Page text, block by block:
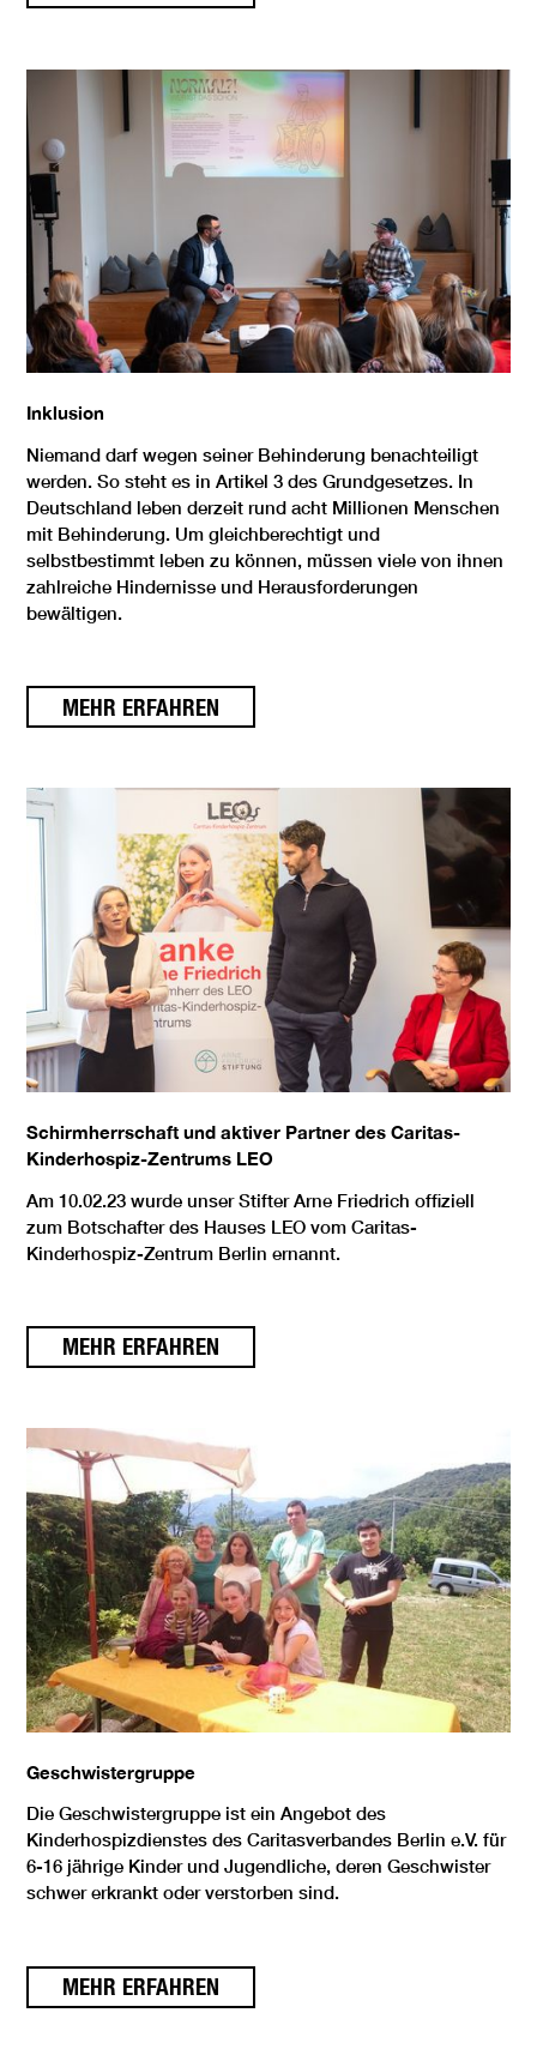
Inklusion
Niemand darf wegen seiner Behinderung benachteiligt
werden. So steht es in Artikel 3 des Grundgesetzes. In
Deutschland leben derzeit rund acht Millionen Menschen
mit Behinderung. Um gleichberechtigt und
selbstbestimmt leben zu können, müssen viele von ihnen
zahlreiche Hindernisse und Herausforderungen
bewältigen.
MEHR ERFAHREN
Schirmherrschaft und aktiver Partner des Caritas-
Kinderhospiz-Zentrums LEO
Am 10.02.23 wurde unser Stifter Arne Friedrich offiziell
zum Botschafter des Hauses LEO vom Caritas-
Kinderhospiz-Zentrum Berlin ernannt.
MEHR ERFAHREN
Geschwistergruppe
Die Geschwistergruppe ist ein Angebot des
Kinderhospizdienstes des Caritasverbandes Berlin e.V. für
6-16 jährige Kinder und Jugendliche, deren Geschwister
schwer erkrankt oder verstorben sind.
MEHR ERFAHREN